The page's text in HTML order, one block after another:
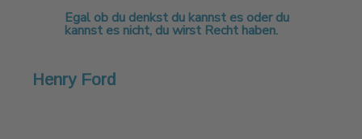
Egal ob du denkst du kannst es oderdu
kannst es nicht, duwirst Recht haben.
Henry Ford